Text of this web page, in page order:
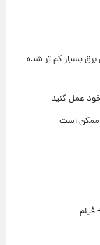
برق بسیار کم تر شده
خود عمل کنید
ممکن است
فیلم